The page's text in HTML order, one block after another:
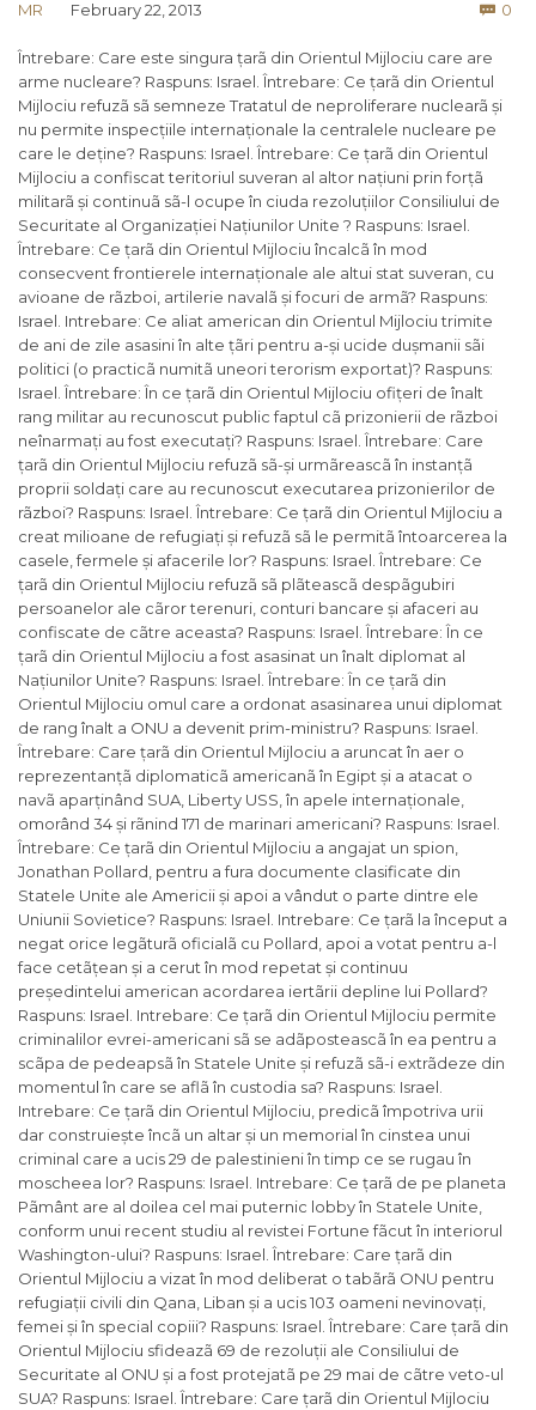
MR February 22, 2013  0
Întrebare: Care este singura țarã din Orientul Mijlociu care are
arme nucleare? Raspuns: Israel. Întrebare: Ce țarã din Orientul
Mijlociu refuzã sã semneze Tratatul de neproliferare nuclearã și
nu permite inspecțiile internaționale la centralele nucleare pe
care le deține? Raspuns: Israel. Întrebare: Ce țarã din Orientul
Mijlociu a confiscat teritoriul suveran al altor națiuni prin forțã
militarã și continuã sã-l ocupe în ciuda rezoluțiilor Consiliului de
Securitate al Organizației Națiunilor Unite ? Raspuns: Israel.
Întrebare: Ce țarã din Orientul Mijlociu încalcã în mod
consecvent frontierele internaționale ale altui stat suveran, cu
avioane de rãzboi, artilerie navalã și focuri de armã? Raspuns:
Israel. Intrebare: Ce aliat american din Orientul Mijlociu trimite
de ani de zile asasini în alte țãri pentru a-și ucide dușmanii sãi
politici (o practicã numitã uneori terorism exportat)? Raspuns:
Israel. Întrebare: În ce țarã din Orientul Mijlociu ofițeri de înalt
rang militar au recunoscut public faptul cã prizonierii de rãzboi
neînarmați au fost executați? Raspuns: Israel. Întrebare: Care
țarã din Orientul Mijlociu refuzã sã-și urmãreascã în instanțã
proprii soldați care au recunoscut executarea prizonierilor de
rãzboi? Raspuns: Israel. Întrebare: Ce țarã din Orientul Mijlociu a
creat milioane de refugiați și refuzã sã le permitã întoarcerea la
casele, fermele și afacerile lor? Raspuns: Israel. Întrebare: Ce
țarã din Orientul Mijlociu refuzã sã plãteascã despãgubiri
persoanelor ale cãror terenuri, conturi bancare și afaceri au
confiscate de cãtre aceasta? Raspuns: Israel. Întrebare: În ce
țarã din Orientul Mijlociu a fost asasinat un înalt diplomat al
Națiunilor Unite? Raspuns: Israel. Întrebare: În ce țarã din
Orientul Mijlociu omul care a ordonat asasinarea unui diplomat
de rang înalt a ONU a devenit prim-ministru? Raspuns: Israel.
Întrebare: Care țarã din Orientul Mijlociu a aruncat în aer o
reprezentanțã diplomaticã americanã în Egipt și a atacat o
navã aparținând SUA, Liberty USS, în apele internaționale,
omorând 34 și rãnind 171 de marinari americani? Raspuns: Israel.
Întrebare: Ce țarã din Orientul Mijlociu a angajat un spion,
Jonathan Pollard, pentru a fura documente clasificate din
Statele Unite ale Americii și apoi a vândut o parte dintre ele
Uniunii Sovietice? Raspuns: Israel. Intrebare: Ce țarã la început a
negat orice legãturã oficialã cu Pollard, apoi a votat pentru a-l
face cetãțean și a cerut în mod repetat și continuu
președintelui american acordarea iertãrii depline lui Pollard?
Raspuns: Israel. Intrebare: Ce țarã din Orientul Mijlociu permite
criminalilor evrei-americani sã se adãposteascã în ea pentru a
scãpa de pedeapsã în Statele Unite și refuzã sã-i extrãdeze din
momentul în care se aflã în custodia sa? Raspuns: Israel.
Intrebare: Ce țarã din Orientul Mijlociu, predicã împotriva urii
dar construiește încã un altar și un memorial în cinstea unui
criminal care a ucis 29 de palestinieni în timp ce se rugau în
moscheea lor? Raspuns: Israel. Intrebare: Ce țarã de pe planeta
Pãmânt are al doilea cel mai puternic lobby în Statele Unite,
conform unui recent studiu al revistei Fortune fãcut în interiorul
Washington-ului? Raspuns: Israel. Întrebare: Care țarã din
Orientul Mijlociu a vizat în mod deliberat o tabãrã ONU pentru
refugiații civili din Qana, Liban și a ucis 103 oameni nevinovați,
femei și în special copiii? Raspuns: Israel. Întrebare: Care țarã din
Orientul Mijlociu sfideazã 69 de rezoluții ale Consiliului de
Securitate al ONU și a fost protejatã pe 29 mai de cãtre veto-ul
SUA? Raspuns: Israel. Întrebare: Care țarã din Orientul Mijlociu